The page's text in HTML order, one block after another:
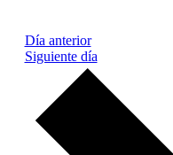
Día anterior
Siguiente día